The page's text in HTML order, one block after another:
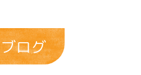
笑）
ログ